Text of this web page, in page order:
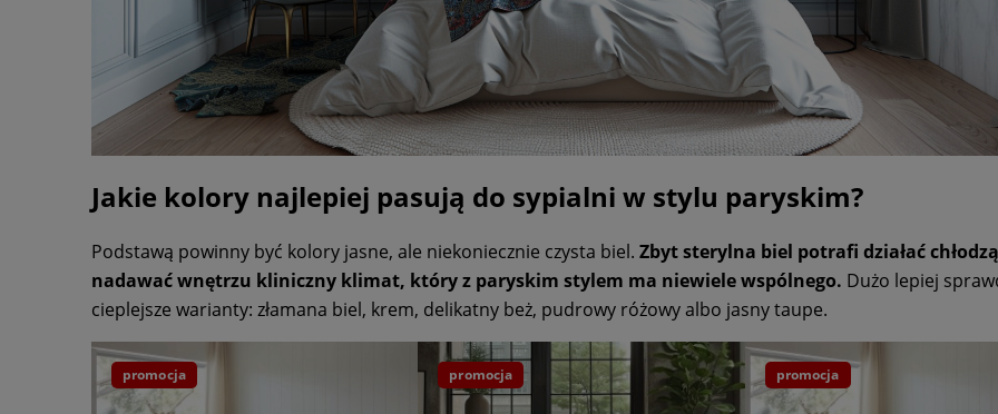
Jakie kolory najlepiej pasują do sypialni w stylu paryskim?
Podstawą powinny być kolory jasne, ale niekoniecznie czysta biel. Zbyt sterylna biel potrafi działać
nadawać wnętrzu kliniczny klimat, który z paryskim stylem ma niewiele wspólnego. Dużo lepiej
cieplejsze warianty: złamana biel, krem, delikatny beż, pudrowy różowy albo jasny taupe.
promocja promocja promocja